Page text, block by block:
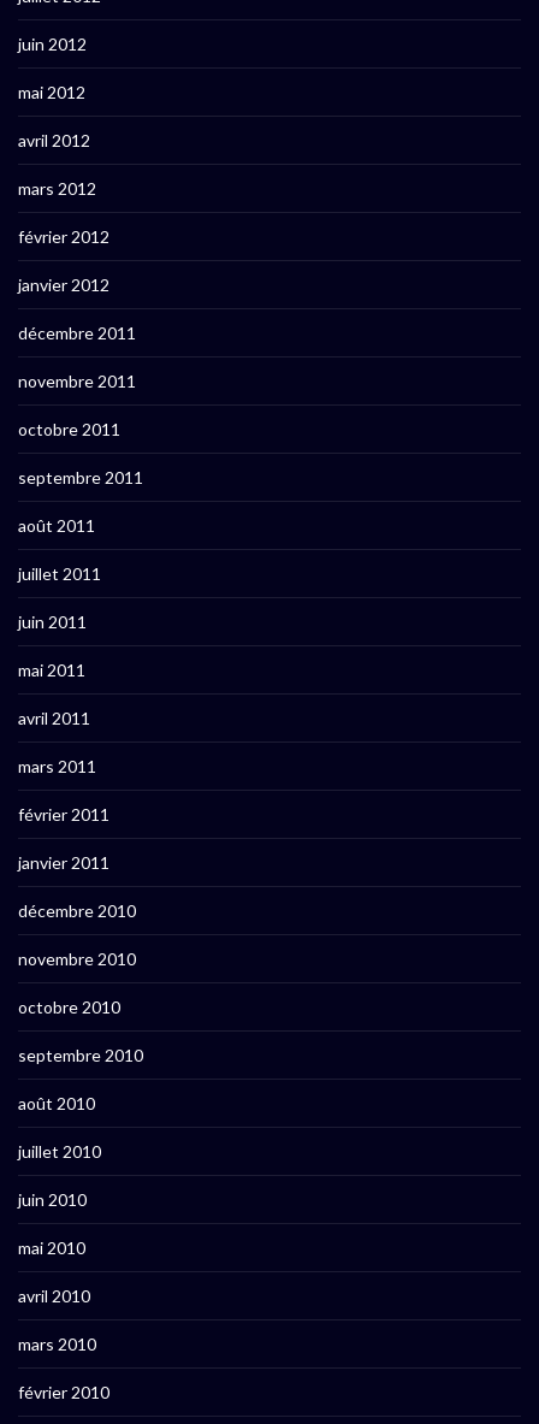
juin 2012
mai 2012
avril 2012
mars 2012
février 2012
janvier 2012
décembre 2011
novembre 2011
octobre 2011
septembre 2011
août 2011
juillet 2011
juin 2011
mai 2011
avril 2011
mars 2011
février 2011
janvier 2011
décembre 2010
novembre 2010
octobre 2010
septembre 2010
août 2010
juillet 2010
juin 2010
mai 2010
avril 2010
mars 2010
février 2010